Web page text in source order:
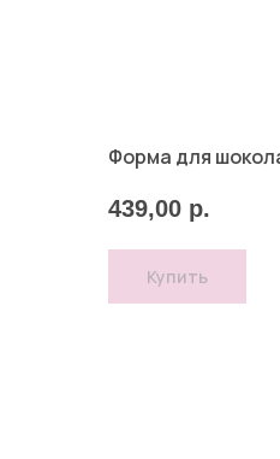
Форма для
439,00 р.
Купить